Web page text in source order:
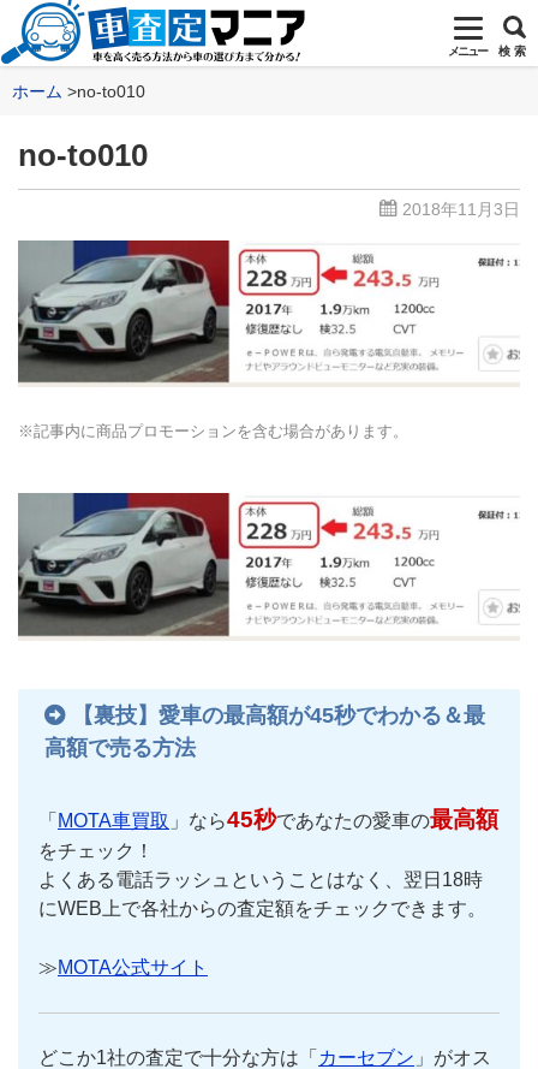
メニュー 検 索
ホーム no-to010
no-to010
2018年11月3日
※記事内に商品プロモーションを含む場合があります。
【裏技】愛車の最高額が45秒でわかる＆最
高額で売る方法
「 MOTA車買取 」なら45秒であなたの愛車の最高額
をチェック！
よくある電話ラッシュということはなく、翌日18時
にWEB上で各社からの査定額をチェックできます。
≫MOTA公式サイト
どこか1社の査定で十分な方は「 カーセブン 」がオス